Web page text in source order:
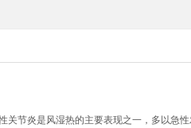
关节炎是风湿热的主要表现之一，多以急